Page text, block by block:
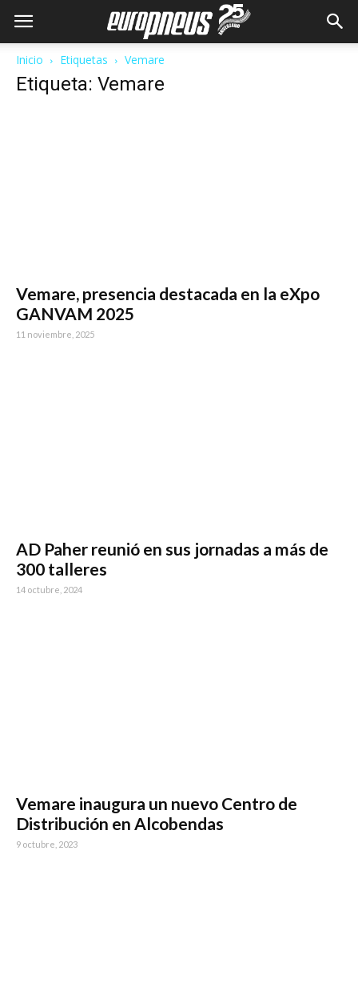
Inicio Etiquetas Vemare
Etiqueta: Vemare
Vemare, presencia destacada en la eXpo
GANVAM 2025
11 noviembre, 2025
AD Paher reunió en sus jornadas a más de
300 talleres
14 octubre, 2024
Vemare inaugura un nuevo Centro de
Distribución en Alcobendas
9 octubre, 2023